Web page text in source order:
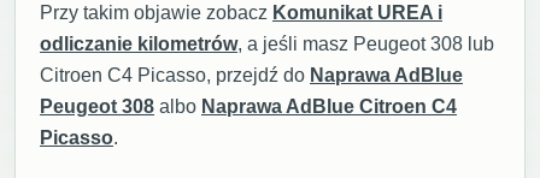
Przy takim objawie zobacz Komunikat UREA i
odliczanie kilometrów, a jeśli masz Peugeot 308 lub
Citroen C4 Picasso, przejdź do Naprawa AdBlue
Peugeot 308 albo Naprawa AdBlue Citroen C4
Picasso.